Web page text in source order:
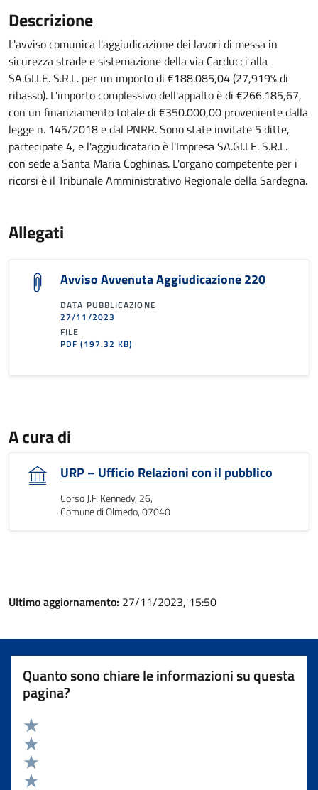
Descrizione
L'avviso comunica l'aggiudicazione dei lavori di messa in
sicurezza strade e sistemazione della via Carducci alla
SA.GI.LE. S.R.L. per un importo di €188.085,04 (27,919% di
ribasso). L'importo complessivo dell'appalto è di €266.185,67,
con un finanziamento totale di €350.000,00 proveniente dalla
legge n. 145/2018 e dal PNRR. Sono state invitate 5 ditte,
partecipate 4, e l'aggiudicatario è l'Impresa SA.GI.LE. S.R.L.
con sede a Santa Maria Coghinas. L'organo competente per i
ricorsi è il Tribunale Amministrativo Regionale della Sardegna.
Allegati
Avviso Avvenuta Aggiudicazione 220
DATA PUBBLICAZIONE
27/11/2023
FILE
PDF(197.32 KB)
A cura di
URP – Ufficio Relazioni con il pubblico
Corso J.F. Kennedy, 26,
Comune di Olmedo, 07040
Ultimo aggiornamento: 27/11/2023, 15:50
Quanto sono chiare le informazioni su questa
pagina?
Valuta 5 stelle su 5
Valuta 4 stelle su 5
Valuta 3 stelle su 5